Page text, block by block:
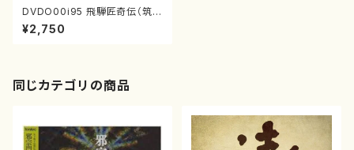
DVDO00i95 飛騨匠奇伝（筑前
琵琶/パーカッション/岡田加津
子/S.ギャニャール旭西/DVD）
¥2,750
同じカテゴリの商品